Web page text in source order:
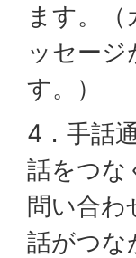
ます。
ッセー
す。）
4．手話
話をつな
問い合わ
話がつな